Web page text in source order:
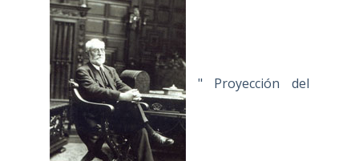
" Proyección del